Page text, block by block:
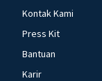
Kontak Kami
Press Kit
Bantuan
Karir